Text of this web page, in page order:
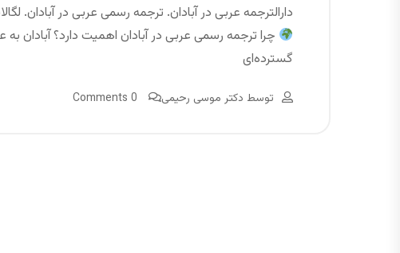
دارالترجمه عربی در آبادان. ترجمه رسمی عربی در آبادان.
چرا ترجمه رسمی عربی در آبادان اهمیت دارد؟ آبادان به
گسترده‌ای
توسط دکتر موسی رحیمی 0 Comments